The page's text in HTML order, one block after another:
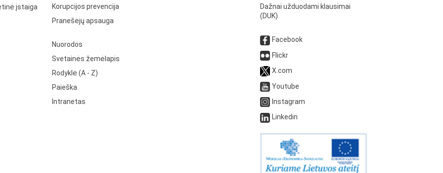
įstaiga
Korupcijos prevencija
Pranešėjų apsauga
Nuorodos
Svetainės žemėlapis
Rodyklė (A - Z)
Paieška
Intranetas
Dažnai užduodami klausimai
(DUK)
Facebook
Flickr
X.com
Youtube
Instagram
Linkedin